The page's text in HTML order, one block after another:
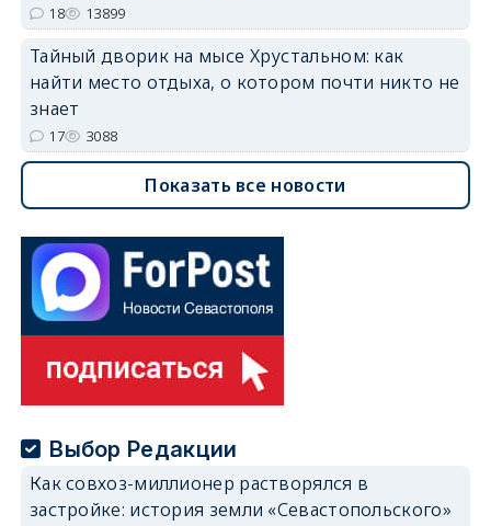
18 13899
Тайный дворик на мысе Хрустальном: как
найти место отдыха, о котором почти никто не
знает
17 3088
Показать все новости
Выбор Редакции
Как совхоз-миллионер растворялся в
застройке: история земли «Севастопольского»